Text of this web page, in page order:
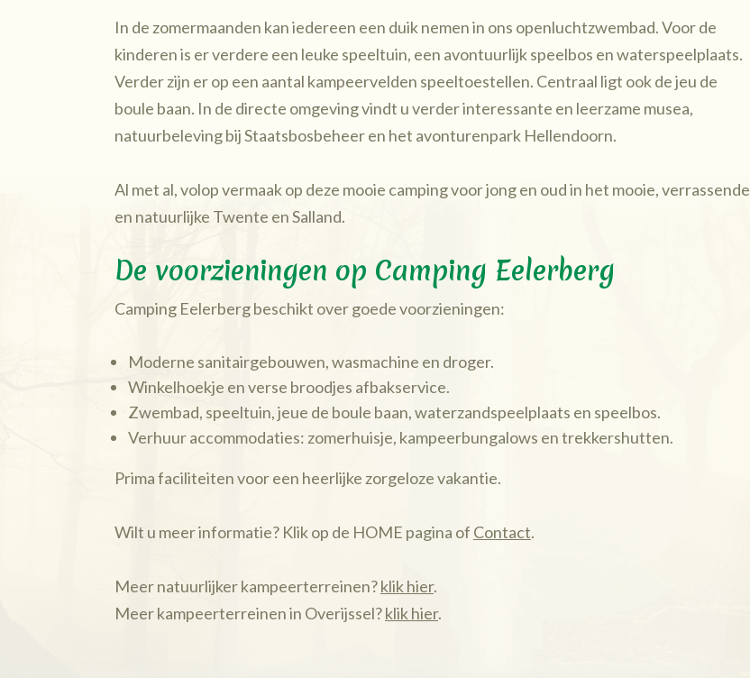
In de zomermaanden kan iedereen een duik nemen in ons openluchtzwembad. Voor de
kinderen is er verdere een leuke speeltuin, een avontuurlijk speelbos en waterspeelplaats.
Verder zijn er op een aantal kampeervelden speeltoestellen. Centraal ligt ook de jeu de
boule baan. In de directe omgeving vindt u verder interessante en leerzame musea,
natuurbeleving bij Staatsbosbeheer en het avonturenpark Hellendoorn.
Al met al, volop vermaak op deze mooie camping voor jong en oud in het mooie, verrassende
en natuurlijke Twente en Salland.
De voorzieningen op Camping Eelerberg
Camping Eelerberg beschikt over goede voorzieningen:
Moderne sanitairgebouwen, wasmachine en droger.
Winkelhoekje en verse broodjes afbakservice.
Zwembad, speeltuin, jeue de boule baan, waterzandspeelplaats en speelbos.
Verhuur accommodaties: zomerhuisje, kampeerbungalows en trekkershutten.
Prima faciliteiten voor een heerlijke zorgeloze vakantie.
Wilt u meer informatie? Klik op de HOME pagina of Contact.
Meer natuurlijker kampeerterreinen?klik hier.
Meer kampeerterreinen in Overijssel?klik hier.